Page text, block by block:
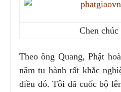
Chen
Theo ông Quang, Phật
năm tu hành rất khắc
điều đó. Tôi đã cuốc bộ